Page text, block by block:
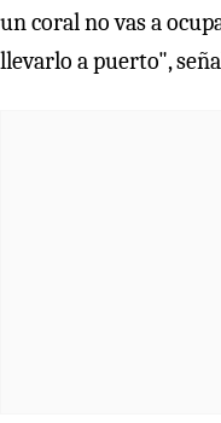
un coral no vas a
llevarlo a puerto",